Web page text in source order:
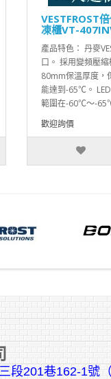
VESTFROST
凍櫃VT-
產品特色： 丹麥
口。 採用變頻壓
80mm保溫厚度，
能達到-65℃。
範圍在-60℃～-
歡迎詢價
段201巷162-1號